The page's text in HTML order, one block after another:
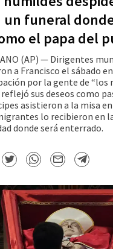
un funeral
el papa del
(AP) — Dirigentes
a Francisco el sábado
por la gente de “los
sus deseos como
asistieron a la misa en
lo recibieron en
donde será enterrado.